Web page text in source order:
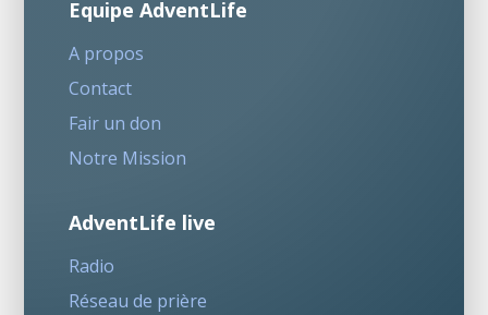
Equipe AdventLife
A propos
Contact
Fair un don
Notre Mission
AdventLife live
Radio
Réseau de prière